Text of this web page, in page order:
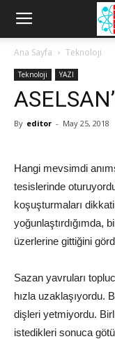
Ana Sayfa Teknoloji
Teknoloji YAZI
By editor - May 25, 2018
Hangi mevsimdi
tesislerinde
koşuşturmaları
yoğunlaştırdığımda,
üzerlerine gittiğini
Sazan yavruları
hızla uzaklaşıyordu.
dişleri yetmiyordu.
istedikleri sonuca